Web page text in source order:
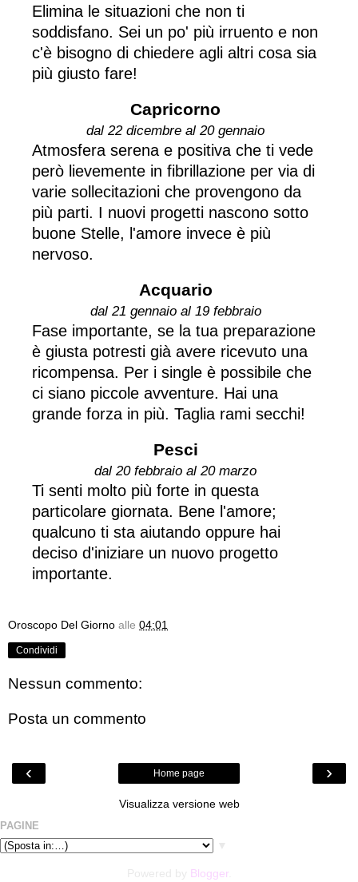
Elimina le situazioni che non ti
soddisfano. Sei un po' più irruento e non
c'è bisogno di chiedere agli altri cosa sia
più giusto fare!
Capricorno
dal 22 dicembre al 20 gennaio
Atmosfera serena e positiva che ti vede
però lievemente in fibrillazione per via di
varie sollecitazioni che provengono da
più parti. I nuovi progetti nascono sotto
buone Stelle, l'amore invece è più
nervoso.
Acquario
dal 21 gennaio al 19 febbraio
Fase importante, se la tua preparazione
è giusta potresti già avere ricevuto una
ricompensa. Per i single è possibile che
ci siano piccole avventure. Hai una
grande forza in più. Taglia rami secchi!
Pesci
dal 20 febbraio al 20 marzo
Ti senti molto più forte in questa
particolare giornata. Bene l'amore;
qualcuno ti sta aiutando oppure hai
deciso d'iniziare un nuovo progetto
importante.
Oroscopo Del Giorno alle 04:01
Condividi
Nessun commento:
Posta un commento
‹ ›
Home page
Visualizza versione web
PAGINE
Blogger.